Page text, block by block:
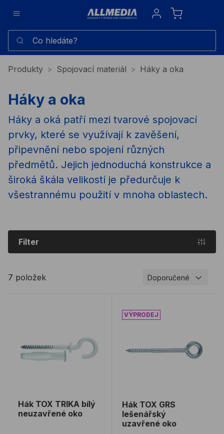
Sign in
Co hledáte?
Produkty Spojovací materiál Háky a oka
Háky a oka
Háky a oká patří mezi tvarové spojovací
prvky, které se využívají k zavěšení,
připevnění nebo spojení různých
předmětů. Jejich jednoduchá konstrukce a
široká škála velikostí je předurčuje k
všestrannému použití v mnoha oblastech.
Filter
7 položek Doporučené
Hák TOX TRIKA bílý neuzavřené oko
Hák TOX TRIKA bílý
neuzavřené oko
Hák TOX GRS lešenářský
Hák TOX GRS
lešenářský
uzavřené oko